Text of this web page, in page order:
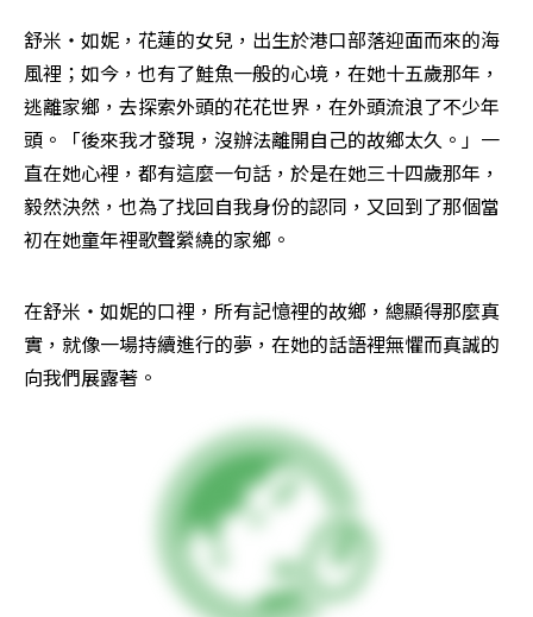
舒米‧如妮，花蓮的女兒，出生於港口部落迎面而來的海
風裡；如今，也有了鮭魚一般的心境，在她十五歲那年，
逃離家鄉，去探索外頭的花花世界，在外頭流浪了不少年
頭。「後來我才發現，沒辦法離開自己的故鄉太久。」一
直在她心裡，都有這麼一句話，於是在她三十四歲那年，
毅然決然，也為了找回自我身份的認同，又回到了那個當
初在她童年裡歌聲縈繞的家鄉。
在舒米‧如妮的口裡，所有記憶裡的故鄉，總顯得那麼真
實，就像一場持續進行的夢，在她的話語裡無懼而真誠的
向我們展露著。